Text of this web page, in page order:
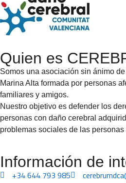
Quien es
Somos una asociación sin ánimo
Marina Alta formada por personas
familiares y amigos.
Nuestro objetivo es defender los
personas con daño cerebral
problemas sociales de las
Información de
+34 644 793 985